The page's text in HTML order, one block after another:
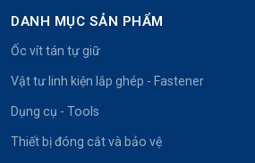
DANH MỤC SẢN PHẨM
Ốc vít tán tự giữ
Vật tư linh kiện lắp ghép - Fastener
Dụng cụ - Tools
Thiết bị đóng cắt và bảo vệ